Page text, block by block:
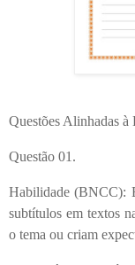
Questões Alinhadas
Questão 01.
Habilidade (BNCC):
subtítulos em textos
o tema ou criam